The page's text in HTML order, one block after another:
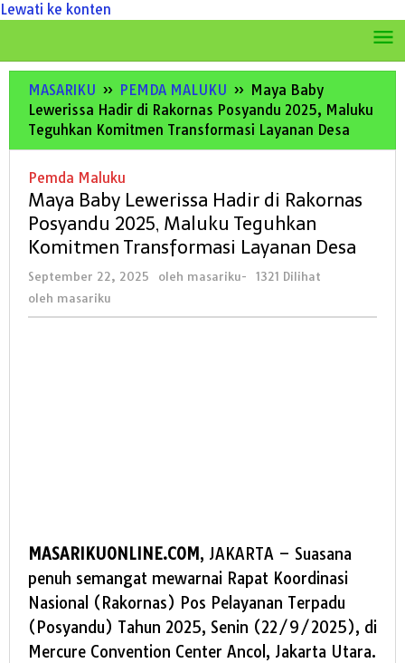
Lewati ke konten
MASARIKU » PEMDA MALUKU » Maya Baby
Lewerissa Hadir di Rakornas Posyandu 2025, Maluku
Teguhkan Komitmen Transformasi Layanan Desa
Pemda Maluku
Maya Baby Lewerissa Hadir di Rakornas
Posyandu 2025, Maluku Teguhkan
Komitmen Transformasi Layanan Desa
September 22, 2025 oleh masariku-
1321 Dilihat
oleh masariku
MASARIKUONLINE.COM, JAKARTA – Suasana
penuh semangat mewarnai Rapat Koordinasi
Nasional (Rakornas) Pos Pelayanan Terpadu
(Posyandu) Tahun 2025, Senin (22/9/2025), di
Mercure Convention Center Ancol, Jakarta Utara.